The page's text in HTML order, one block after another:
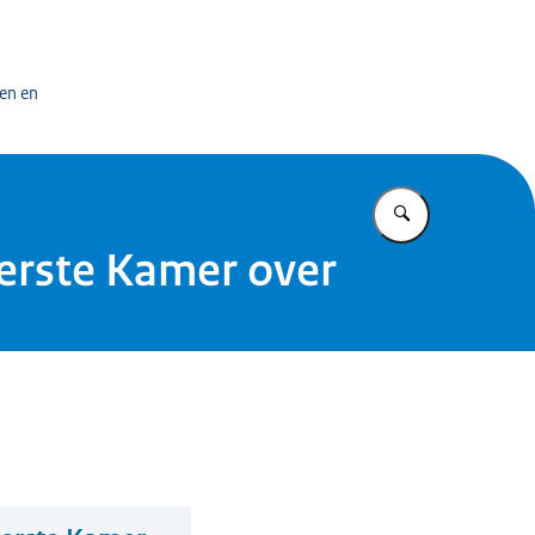
en
Vul in wat u
Kamer over